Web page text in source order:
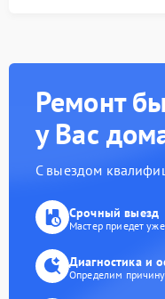
Ремонт
у Вас
С выездом
Срочный выезд
Мастер приедет
Диагностика и
Определим